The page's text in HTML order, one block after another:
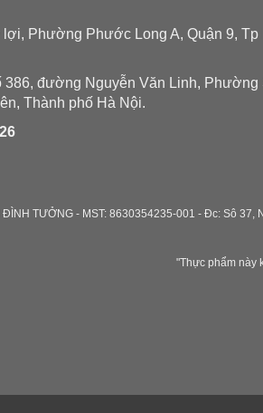
lợi, Phường Phước Long A, Quận 9, Tp
386, đường Nguyễn Văn Linh, Phường
Thành phố Hà Nội.
TƯỞNG - MST: 8630354235-001 - Đc: Sô 37,
"Thực phẩm này